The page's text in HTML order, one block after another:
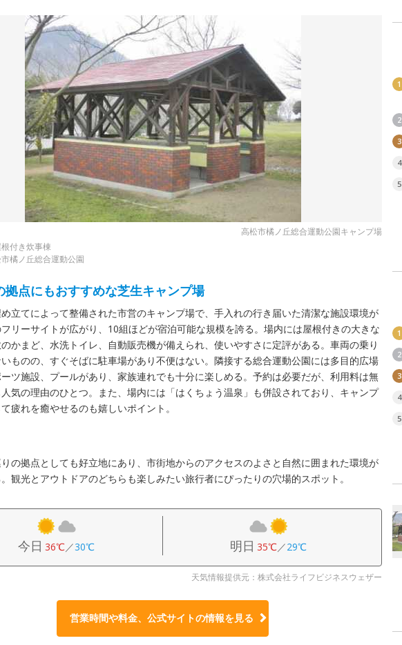
高松市橘ノ丘総合運動公園キャンプ場
付き炊事棟
橘ノ丘総合運動公園
拠点にもおすすめな芝生キャンプ場
立てによって整備された市営のキャンプ場で、手入れの行き届いた清潔な施設環境が
リーサイトが広がり、10組ほどが宿泊可能な規模を誇る。場内には屋根付きの大きな
かまど、水洗トイレ、自動販売機が備えられ、使いやすさに定評がある。車両の乗り
ものの、すぐそばに駐車場があり不便はない。隣接する総合運動公園には多目的広場
ツ施設、プールがあり、家族連れでも十分に楽しめる。予約は必要だが、利用料は無
気の理由のひとつ。また、場内には「はくちょう温泉」も併設されており、キャンプ
疲れを癒やせるのも嬉しいポイント。
の拠点としても好立地にあり、市街地からのアクセスのよさと自然に囲まれた環境が
観光とアウトドアのどちらも楽しみたい旅行者にぴったりの穴場的スポット。
今日 36℃／30℃ 明日 35℃／29℃
天気情報提供元：株式会社ライフビジネスウェザー
営業時間や料金、公式サイトの情報を見る
1
2
3
4
5
1
2
3
4
5